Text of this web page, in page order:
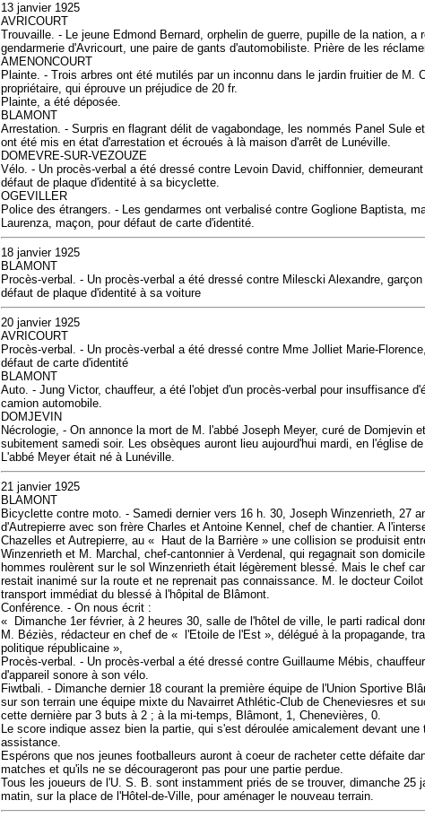
13 janvier 1925
AVRICOURT
Trouvaille. - Le jeune Edmond Bernard, orphelin de guerre, pupille de la nation, a
gendarmerie d'Avricourt, une paire de gants d'automobiliste. Prière de les
AMENONCOURT
Plainte. - Trois arbres ont été mutilés par un inconnu dans le jardin fruitier de M.
propriétaire, qui éprouve un préjudice de 20 fr.
Plainte, a été déposée.
BLAMONT
Arrestation. - Surpris en flagrant délit de vagabondage, les nommés Panel Sule
ont été mis en état d'arrestation et écroués à là maison d'arrêt de Lunéville.
DOMEVRE-SUR-VEZOUZE
Vélo. - Un procès-verbal a été dressé contre Levoin David, chiffonnier,
défaut de plaque d'identité à sa bicyclette.
OGEVILLER
Police des étrangers. - Les gendarmes ont verbalisé contre Goglione Baptista,
Laurenza, maçon, pour défaut de carte d'identité.
18 janvier 1925
BLAMONT
Procès-verbal. - Un procès-verbal a été dressé contre Milescki Alexandre,
défaut de plaque d'identité à sa voiture
20 janvier 1925
AVRICOURT
Procès-verbal. - Un procès-verbal a été dressé contre Mme Jolliet Marie-
défaut de carte d'identité
BLAMONT
Auto. - Jung Victor, chauffeur, a été l'objet d'un procès-verbal pour insuffisance
camion automobile.
DOMJEVIN
Nécrologie, - On annonce la mort de M. l'abbé Joseph Meyer, curé de Domjevin
subitement samedi soir. Les obsèques auront lieu aujourd'hui mardi, en l'église
L'abbé Meyer était né à Lunéville.
21 janvier 1925
BLAMONT
Bicyclette contre moto. - Samedi dernier vers 16 h. 30, Joseph Winzenrieth, 27
d'Autrepierre avec son frère Charles et Antoine Kennel, chef de chantier. A
Chazelles et Autrepierre, au « Haut de la Barrière » une collision se produisit
Winzenrieth et M. Marchal, chef-cantonnier à Verdenal, qui regagnait son
hommes roulèrent sur le sol Winzenrieth était légèrement blessé. Mais le chef
restait inanimé sur la route et ne reprenait pas connaissance. M. le docteur
transport immédiat du blessé à l'hôpital de Blâmont.
Conférence. - On nous écrit :
« Dimanche 1er février, à 2 heures 30, salle de l'hôtel de ville, le parti radical
M. Béziès, rédacteur en chef de « l'Etoile de l'Est », délégué à la propagande,
politique républicaine »,
Procès-verbal. - Un procès-verbal a été dressé contre Guillaume Mébis,
d'appareil sonore à son vélo.
Fiwtbali. - Dimanche dernier 18 courant la première équipe de l'Union Sportive
sur son terrain une équipe mixte du Navairret Athlétic-Club de Cheneviesres et
cette dernière par 3 buts à 2 ; à la mi-temps, Blâmont, 1, Chenevières, 0.
Le score indique assez bien la partie, qui s'est déroulée amicalement devant une
assistance.
Espérons que nos jeunes footballeurs auront à coeur de racheter cette défaite
matches et qu'ils ne se décourageront pas pour une partie perdue.
Tous les joueurs de l'U. S. B. sont instamment priés de se trouver, dimanche 25
matin, sur la place de l'Hôtel-de-Ville, pour aménager le nouveau terrain.